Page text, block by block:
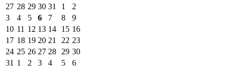
27 28 29 30 31 1
2
3
4 5 6 7 8
9
10 11 12 13 14 15 16
17 18 19 20 21 22 23
24 25 26 27 28 29 30
31 1 2 3 4 5 6